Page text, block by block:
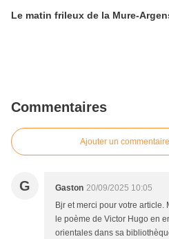
Le matin frileux de la Mure-
Commentaires
Ajouter un commentaire
G Gaston 20/09/2025 10:05
Bjr et merci pour votre
le poème de Victor Hugo en
orientales dans sa